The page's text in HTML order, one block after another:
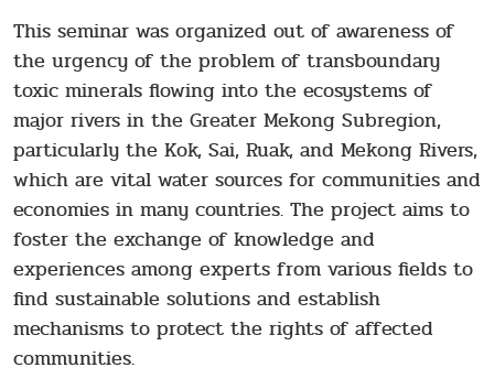
This seminar was organized out of awareness of
the urgency of the problem of transboundary
toxic minerals flowing into the ecosystems of
major rivers in the Greater Mekong Subregion,
particularly the Kok, Sai, Ruak, and Mekong Rivers,
which are vital water sources for communities and
economies in many countries. The project aims to
foster the exchange of knowledge and
experiences among experts from various fields to
find sustainable solutions and establish
mechanisms to protect the rights of affected
communities.